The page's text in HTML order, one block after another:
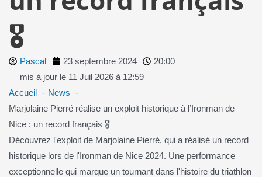
🎖️
Pascal 23 septembre 2024
20:00
mis à jour le 11 Juil 2026 à 12:59
Accueil
News
Marjolaine Pierré réalise un exploit historique à l’Ironman de
Nice : un record français 🎖️
Découvrez l'exploit de Marjolaine Pierré, qui a réalisé un record
historique lors de l'Ironman de Nice 2024. Une performance
exceptionnelle qui marque un tournant dans l'histoire du triathlon